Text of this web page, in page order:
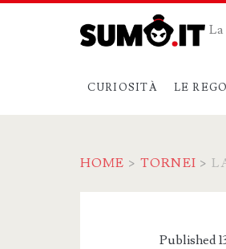
CURIOSITÀ LE
HOME > TORNEI >
Published